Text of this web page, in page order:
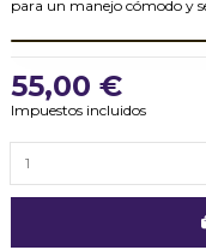
para un manejo cómodo y
55,00 €
Impuestos incluidos